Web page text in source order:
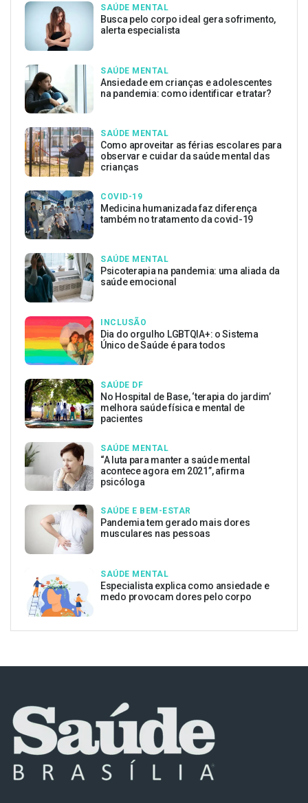
SAÚDE MENTAL
Busca pelo corpo ideal gera sofrimento,
alerta especialista
SAÚDE MENTAL
Ansiedade em crianças e adolescentes
na pandemia: como identificar e tratar?
SAÚDE MENTAL
Como aproveitar as férias escolares para
observar e cuidar da saúde mental das
crianças
COVID-19
Medicina humanizada faz diferença
também no tratamento da covid-19
SAÚDE MENTAL
Psicoterapia na pandemia: uma aliada da
saúde emocional
INCLUSÃO
Dia do orgulho LGBTQIA+: o Sistema
Único de Saúde é para todos
SAÚDE DF
No Hospital de Base, ‘terapia do jardim’
melhora saúde física e mental de
pacientes
SAÚDE MENTAL
“A luta para manter a saúde mental
acontece agora em 2021”, afirma
psicóloga
SAÚDE E BEM-ESTAR
Pandemia tem gerado mais dores
musculares nas pessoas
SAÚDE MENTAL
Especialista explica como ansiedade e
medo provocam dores pelo corpo